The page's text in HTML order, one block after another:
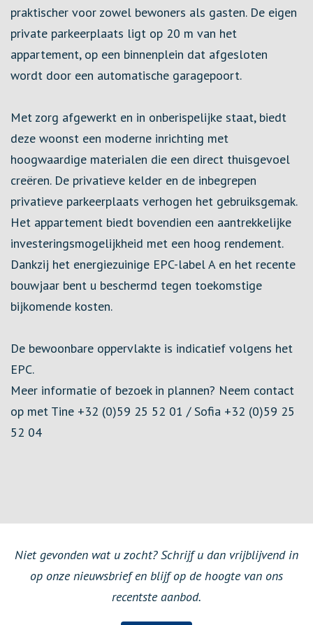
praktischer voor zowel bewoners als gasten. De eigen
private parkeerplaats ligt op 20 m van het
appartement, op een binnenplein dat afgesloten
wordt door een automatische garagepoort.
Met zorg afgewerkt en in onberispelijke staat, biedt
deze woonst een moderne inrichting met
hoogwaardige materialen die een direct thuisgevoel
creëren. De privatieve kelder en de inbegrepen
privatieve parkeerplaats verhogen het gebruiksgemak.
Het appartement biedt bovendien een aantrekkelijke
investeringsmogelijkheid met een hoog rendement.
Dankzij het energiezuinige EPC-label A en het recente
bouwjaar bent u beschermd tegen toekomstige
bijkomende kosten.
De bewoonbare oppervlakte is indicatief volgens het
EPC.
Meer informatie of bezoek in plannen? Neem contact
op met Tine +32 (0)59 25 52 01 / Sofia +32 (0)59 25
52 04
Niet gevonden wat u zocht? Schrijf u dan vrijblijvend in
op onze nieuwsbrief en blijf op de hoogte van ons
recentste aanbod.